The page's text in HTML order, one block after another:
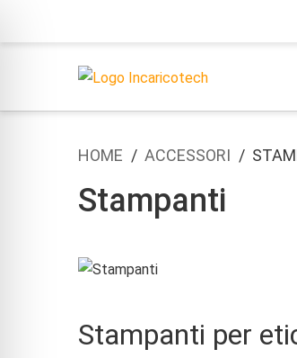
HOME ACCESSORI
Stampanti
Stampanti per